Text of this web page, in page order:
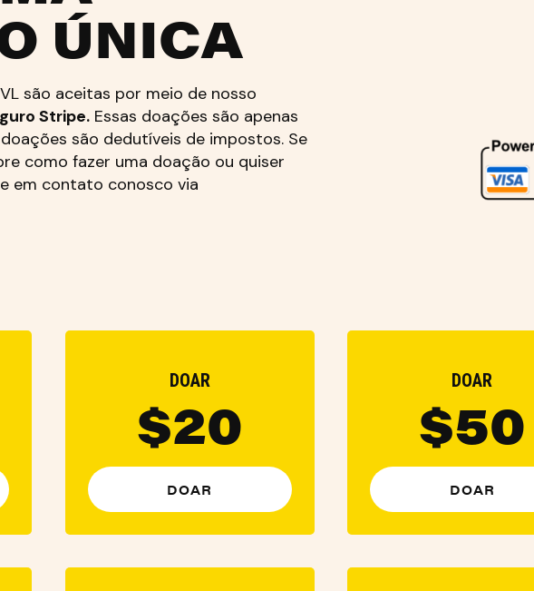
ÚNICA
são aceitas por meio de nosso
Stripe. Essas doações são apenas
são dedutíveis de impostos. Se
como fazer uma doação ou quiser
em contato conosco via
DOAR
$20
DOAR
DOAR
$50
DOAR